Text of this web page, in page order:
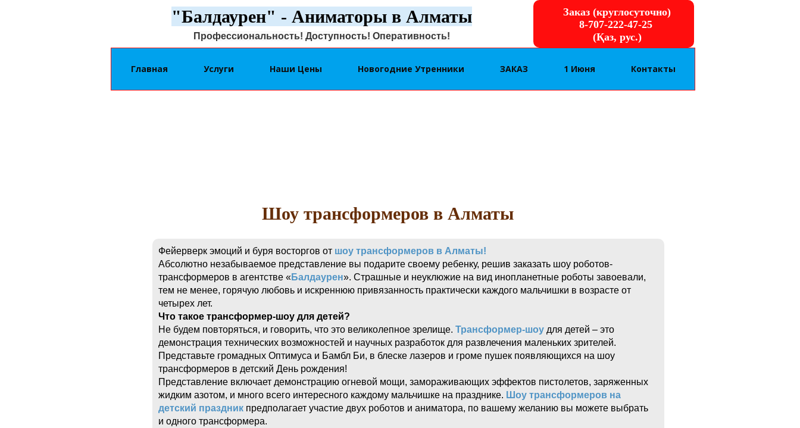
"Балдаурен" - Аниматоры в Алматы
Главная Услуги Наши Цены Новогодние Утренники ЗАКАЗ 1 Июня Контакты
Заказ (круглосуточно)
8-707-222-47-25
(Қаз, рус.)
Профессиональность! Доступность! Оперативность!
Шоу трансформеров в Алматы
Фейерверк эмоций и буря восторгов от шоу трансформеров в Алматы!
Абсолютно незабываемое представление вы подарите своему ребенку, решив заказать шоу роботов-
трансформеров в агентстве « Балдаурен». Страшные и неуклюжие на вид инопланетные роботы завоевали,
тем не менее, горячую любовь и искреннюю привязанность практически каждого мальчишки в возрасте от
четырех лет.
Что такое трансформер-шоу для детей?
Не будем повторяться, и говорить, что это великолепное зрелище. Трансформер-шоу для детей – это
демонстрация технических возможностей и научных разработок для развлечения маленьких зрителей.
Представьте громадных Оптимуса и Бамбл Би, в блеске лазеров и громе пушек появляющихся на шоу
трансформеров в детский День рождения!
Представление включает демонстрацию огневой мощи, замораживающих эффектов пистолетов, заряженных
жидким азотом, и много всего интересного каждому мальчишке на празднике. Шоу трансформеров на
детский праздник предполагает участие двух роботов и аниматора, по вашему желанию вы можете выбрать
и одного трансформера.